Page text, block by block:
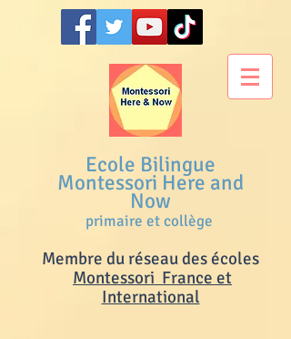
Ecole Bilingue
Montessori Here and
Now
primaire et collège
Membre du réseau des écoles
Montessori France et
International